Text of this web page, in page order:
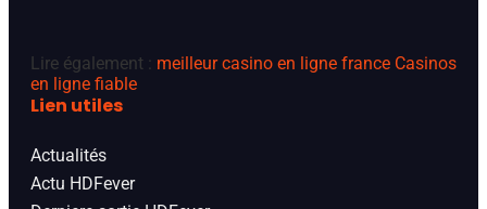
Lire également : meilleur casino en ligne france Casinos
en ligne fiable
Lien utiles
Actualités
Actu HDFever